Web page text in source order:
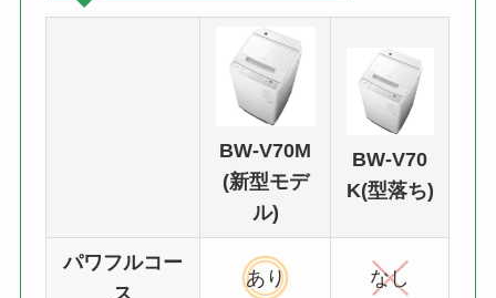
BW-V70M
(新型モデ
ル)
BW-V70
K(型落ち)
パワフルコー
あり なし